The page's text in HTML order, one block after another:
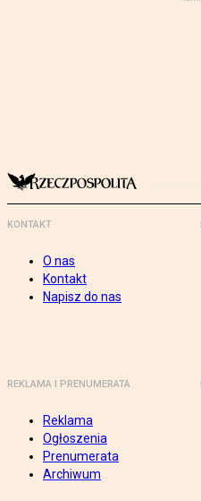
KONTAKT
O nas
Kontakt
Napisz do nas
REKLAMA I PRENUMERATA
Reklama
Ogłoszenia
Prenumerata
Archiwum